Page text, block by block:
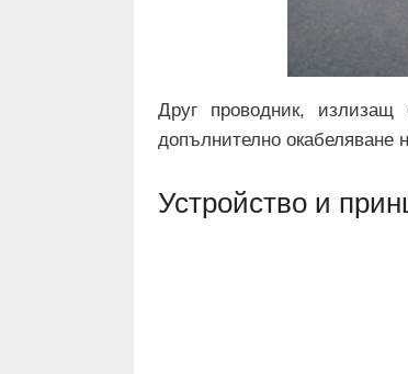
Друг проводник,
допълнително окабеляване
Устройство и